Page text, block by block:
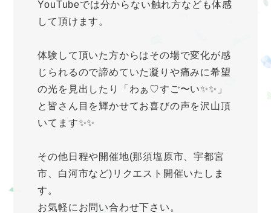
YouTubeでは分からない触れ方なども体感
して頂けます。
体験して頂いた方からはその場で変化が感
じられるので諦めていた凝りや痛みに希望
の光を見出したり「わぁ♡すご〜い✨✨」
と皆さん目を輝かせてお喜びの声を沢山頂
いてます✨✨
その他日程や開催地(那須塩原市、宇都宮
市、白河市など)リクエスト開催いたしま
す。
お気軽にお問い合わせ下さい。